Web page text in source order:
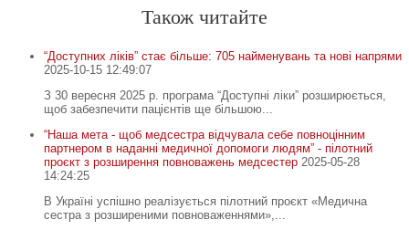
Також читайте
“Доступних ліків” стає більше: 705 найменувань та нові напрями
2025-10-15 12:49:07
З 30 вересня 2025 р. програма “Доступні ліки” розширюється,
щоб забезпечити пацієнтів ще більшою...
“Наша мета - щоб медсестра відчувала себе повноцінним
партнером в наданні медичної допомоги людям” - пілотний
проєкт з розширення повноважень медсестер 2025-05-28
14:24:25
В Україні успішно реалізується пілотний проєкт «Медична
сестра з розширеними повноваженнями»,...